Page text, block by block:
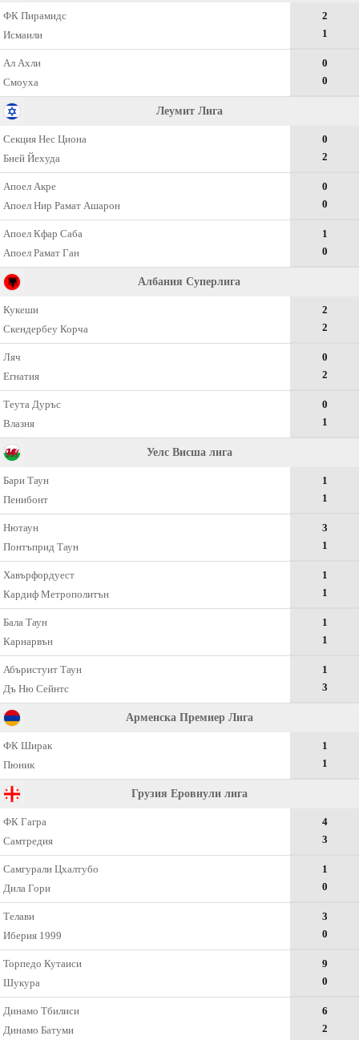
ФК Пирамидс
Исмаили
2
1
Ал Ахли
Смоуха
0
0
Леумит Лига
Секция Нес Циона
Бней Йехуда
0
2
Апоел Акре
Апоел Нир Рамат Ашарон
0
0
Апоел Кфар Саба
Апоел Рамат Ган
1
0
Албания Суперлига
Кукеши
Скендербеу Корча
2
2
Ляч
Егнатия
0
2
Теута Дуръс
Влазня
0
1
Уелс Висша лига
Бари Таун
Пенибонт
1
1
Нютаун
Понтъприд Таун
3
1
Хавърфордуест
Кардиф Метрополитън
1
1
Бала Таун
Карнарвън
1
1
Абъристуит Таун
Дъ Ню Сейнтс
1
3
Арменска Премиер Лига
ФК Ширак
Пюник
1
1
Грузия Еровнули лига
ФК Гагра
Самтредия
4
3
Самгурали Цхалтубо
Дила Гори
1
0
Телави
Иберия 1999
3
0
Торпедо Кутаиси
Шукура
9
0
Динамо Тбилиси
Динамо Батуми
6
2